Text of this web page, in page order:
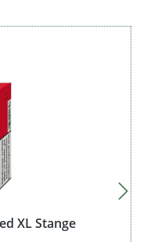
XL Stange